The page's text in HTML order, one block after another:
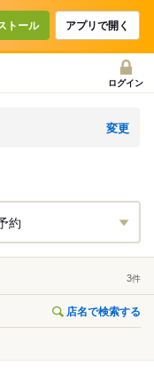
トール アプリで開く
ログイン
変更
約
3件
店名で検索する